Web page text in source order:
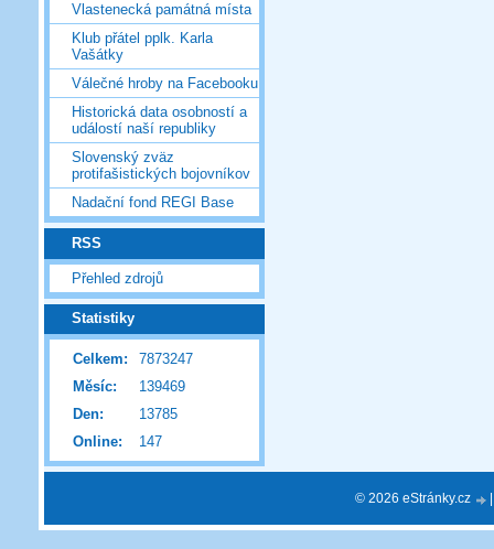
Vlastenecká památná místa
Klub přátel pplk. Karla
Vašátky
Válečné hroby na Facebooku
Historická data osobností a
událostí naší republiky
Slovenský zväz
protifašistických bojovníkov
Nadační fond REGI Base
RSS
Přehled zdrojů
Statistiky
Online: 147
Celkem:
7873247
Měsíc:
139469
Den:
13785
© 2026 eStránky.cz